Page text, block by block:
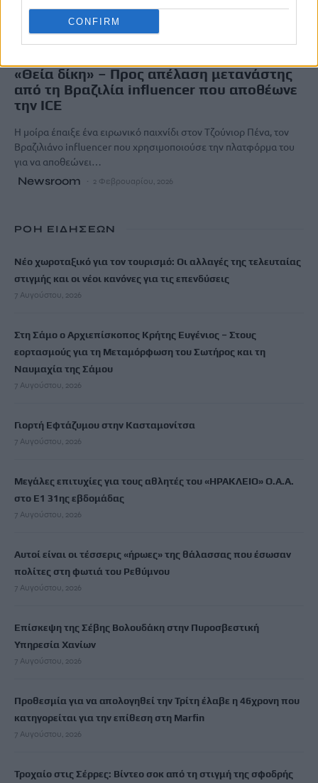
CONFIRM
«Θεία δίκη» – Προς απέλαση μετανάστης
από τη Βραζιλία influencer που αποθέωνε
την ICE
Η μοίρα έπαιξε ένα ειρωνικό παιχνίδι στον Τζούνιορ Πένα, τον
Βραζιλιάνο influencer που χρησιμοποιούσε την πλατφόρμα του
για να αποθεώνει…
Newsroom 2 Φεβρουαρίου, 2026
ΡΟΗ ΕΙΔΗΣΕΩΝ
Νέο χωροταξικό για τον τουρισμό: Οι αλλαγές της τελευταίας
στιγμής και οι νέοι κανόνες για τις επενδύσεις
7 Αυγούστου, 2026
Στη Σάμο ο Αρχιεπίσκοπος Κρήτης Ευγένιος – Στους
εορτασμούς για τη Μεταμόρφωση του Σωτήρος και τη
Ναυμαχία της Σάμου
7 Αυγούστου, 2026
Γιορτή Εφτάζυμου στην Κασταμονίτσα
7 Αυγούστου, 2026
Μεγάλες επιτυχίες για τους αθλητές του «ΗΡΑΚΛΕΙΟ» Ο.Α.Α.
στο Ε1 31ης εβδομάδας
7 Αυγούστου, 2026
Αυτοί είναι οι τέσσερις «ήρωες» της θάλασσας που έσωσαν
πολίτες στη φωτιά του Ρεθύμνου
7 Αυγούστου, 2026
Επίσκεψη της Σέβης Βολουδάκη στην Πυροσβεστική
Υπηρεσία Χανίων
7 Αυγούστου, 2026
Προθεσμία για να απολογηθεί την Τρίτη έλαβε η 46χρονη που
κατηγορείται για την επίθεση στη Marfin
7 Αυγούστου, 2026
Τροχαίο στις Σέρρες: Βίντεο σοκ από τη στιγμή της σφοδρής